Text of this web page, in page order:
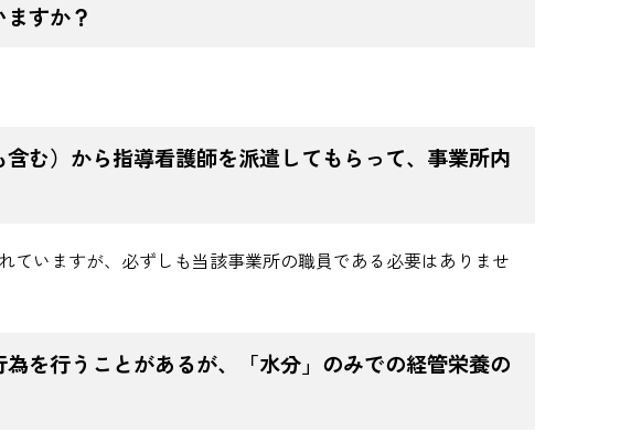
すか？
む）から指導看護師を派遣してもらって、事業所内
いますが、必ずしも当該事業所の職員である必要はありませ
を行うことがあるが、「水分」のみでの経管栄養の